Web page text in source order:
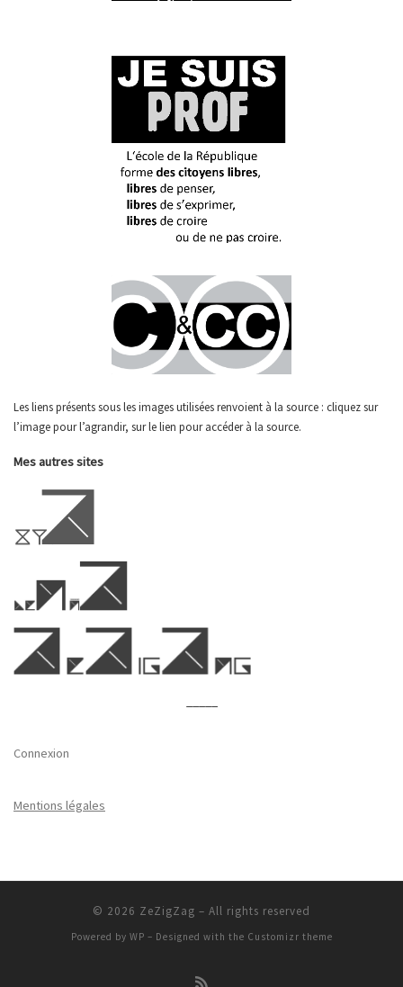
Les liens présents sous les images utilisées renvoient à la source : cliquez sur
l’image pour l’agrandir, sur le lien pour accéder à la source.
Mes autres sites
Connexion
Mentions légales
© 2026 ZeZigZag – All rights reserved
Powered by WP – Designed with the Customizr theme